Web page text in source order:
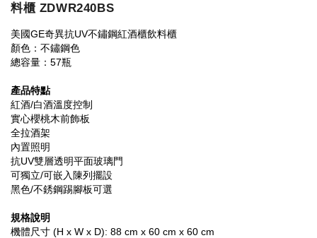
料櫃 ZDWR240BS
美國GE奇異抗UV不鏽鋼紅酒櫃飲料櫃
顏色：不鏽鋼色
總容量：57瓶
產品特點
紅酒/白酒溫度控制
實心櫻桃木前飾板
全拉酒架
內置照明
抗UV雙層透明平面玻璃門
可獨立/可嵌入陳列擺設
黑色/不銹鋼踢腳板可選
規格說明
機體尺寸 (H x W x D): 88 cm x 60 cm x 60 cm